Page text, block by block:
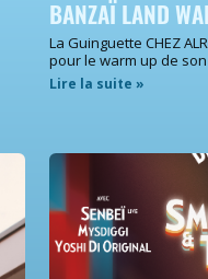
BANZAÏ LAND
La Guinguette CHEZ
pour le warm up de son
Lire la suite »